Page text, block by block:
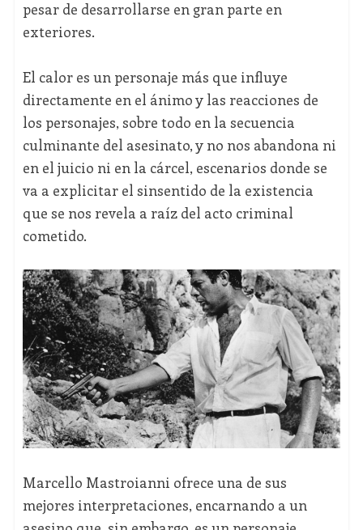
pesar de desarrollarse en gran parte en
exteriores.
El calor es un personaje más que influye
directamente en el ánimo y las reacciones de
los personajes, sobre todo en la secuencia
culminante del asesinato, y no nos abandona ni
en el juicio ni en la cárcel, escenarios donde se
va a explicitar el sinsentido de la existencia
que se nos revela a raíz del acto criminal
cometido.
Marcello Mastroianni ofrece una de sus
mejores interpretaciones, encarnando a un